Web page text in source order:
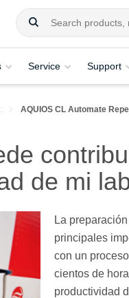
Service Support
AQUIOS CL Automate
de mi
La
principales
con un
cientos de
productividad